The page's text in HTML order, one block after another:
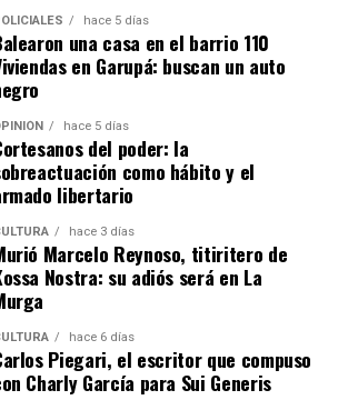
empleada doméstica en la casa donde
su madre.
hace 5 días
una casa en el barrio 110
en Garupá: buscan un auto
hace 5 días
del poder: la
como hábito y el
libertario
hace 3 días
Marcelo Reynoso, titiritero de
Nostra: su adiós será en La
hace 6 días
Piegari, el escritor que compuso
Charly García para Sui Generis